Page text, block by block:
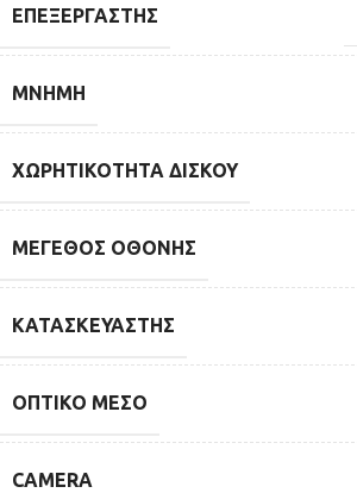
ΕΠΕΞΕΡΓΑΣΤΉΣ
ΜΝΉΜΗ
ΧΩΡΗΤΙΚΌΤΗΤΑ ΔΊΣΚΟΥ
ΜΈΓΕΘΟΣ ΟΘΌΝΗΣ
ΚΑΤΑΣΚΕΥΑΣΤΉΣ
ΟΠΤΙΚΌ ΜΈΣΟ
CAMERA